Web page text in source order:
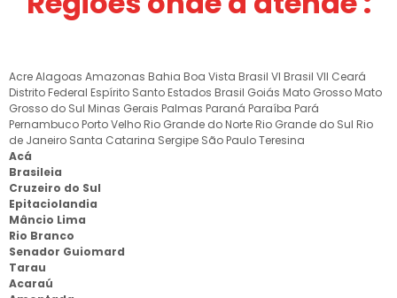
AcreAlagoas Amazonas Bahia Boa Vista Brasil VI Brasil VII Ceará
Distrito Federal Espírito Santo Estados Brasil Goiás Mato Grosso Mato
Grosso do Sul Minas Gerais Palmas Paraná Paraíba Pará
Pernambuco Porto Velho Rio Grande do Norte Rio Grande do Sul Rio
de Janeiro Santa Catarina Sergipe São PauloTeresina
Acá
Brasileia
Cruzeiro do Sul
Epitaciolandia
Mâncio Lima
Rio Branco
Senador Guiomard
Tarau
Acaraú